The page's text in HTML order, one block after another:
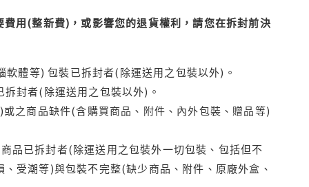
用(整新費)，或影響您的退貨權利，請您在拆封前決
體等) 包裝已拆封者(除運送用之包裝以外)。
封者(除運送用之包裝以外)。
之商品缺件(含購買商品、附件、內外包裝、贈品等)
品已拆封者(除運送用之包裝外一切包裝、包括但不
受潮等)與包裝不完整(缺少商品、附件、原廠外盒、